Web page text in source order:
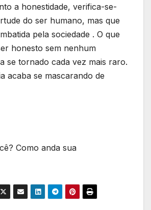
a honestidade, verifica-se-
do ser humano, mas que
pela sociedade . O que
honesto sem nenhum
se tornado cada vez mais raro.
acaba se mascarando de
Como anda sua